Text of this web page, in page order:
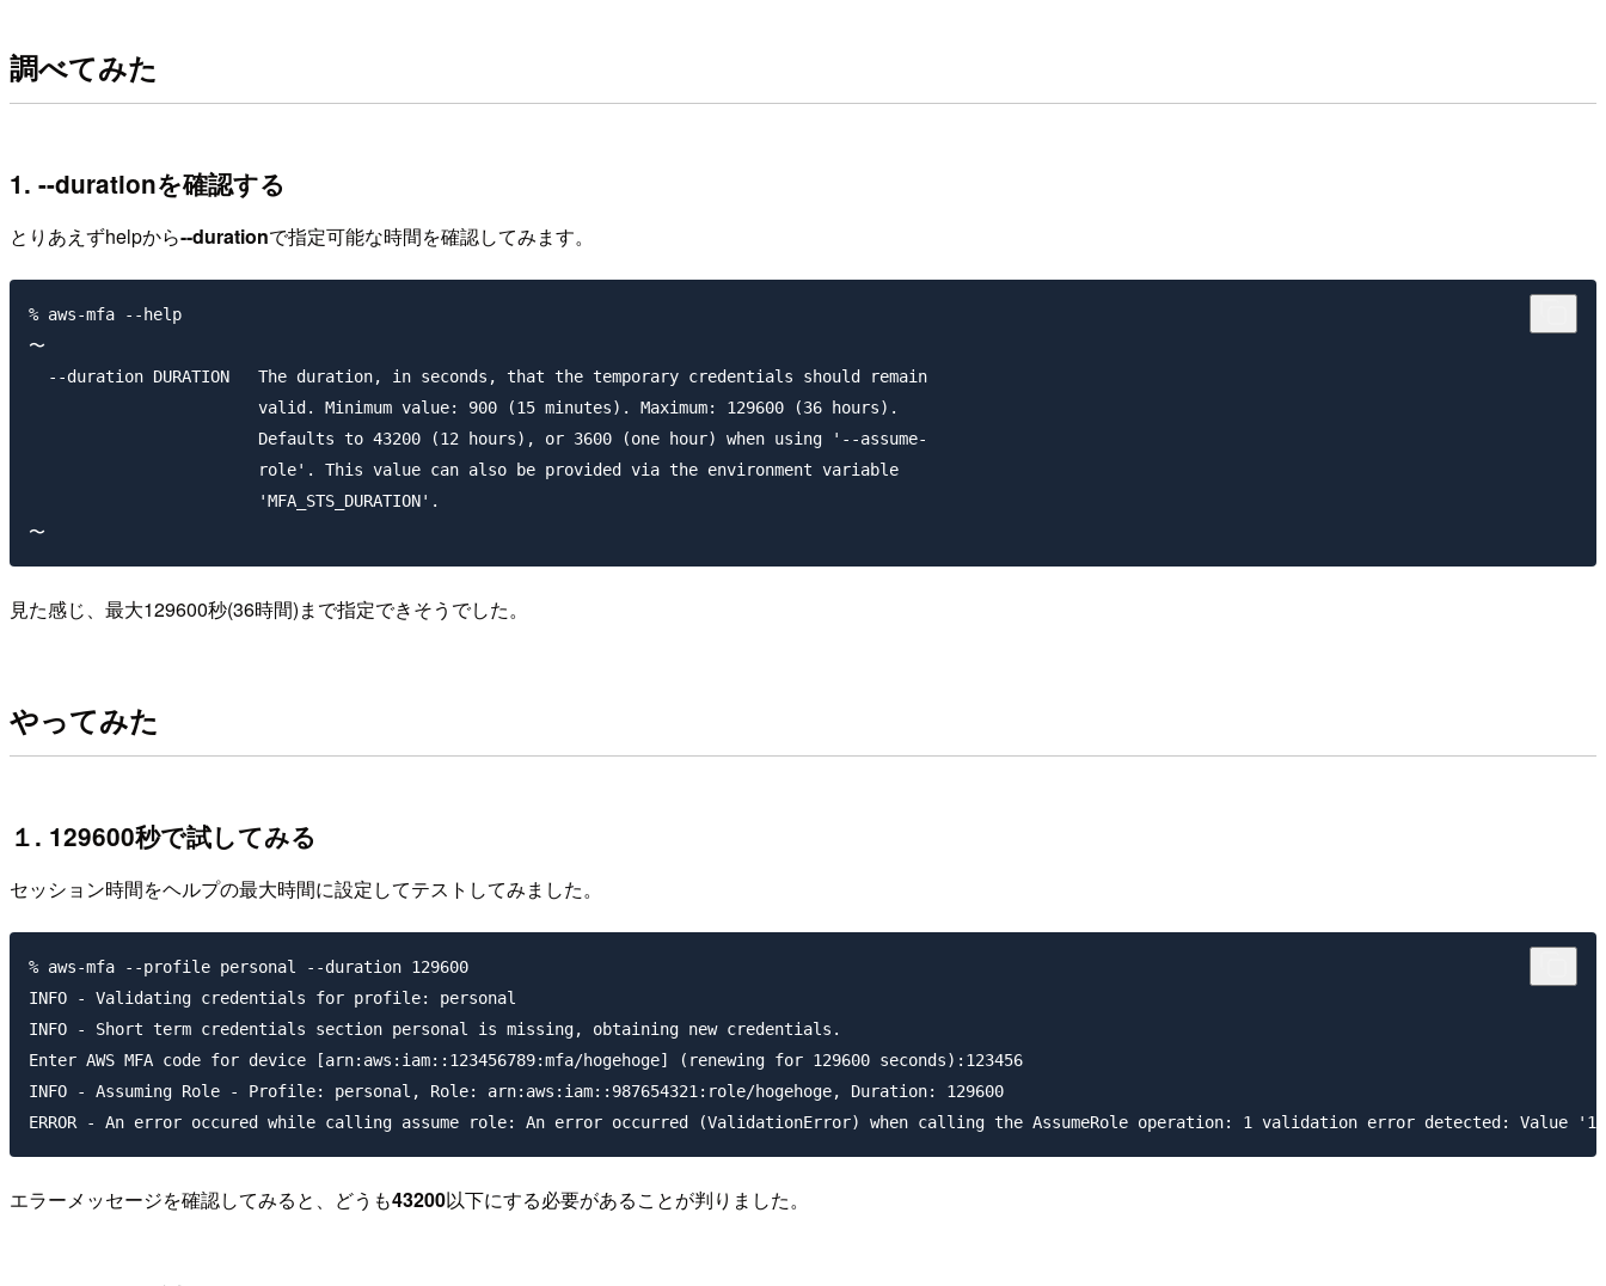
調べてみた
1. --durationを確認する
とりあえずhelpから--durationで指定可能な時間を確認してみます。
% aws-mfa --help
〜
  --duration DURATION   The duration, in seconds, that the temporary credentials should remain
                        valid. Minimum value: 900 (15 minutes). Maximum: 129600 (36 hours).
                        Defaults to 43200 (12 hours), or 3600 (one hour) when using '--assume-
                        role'. This value can also be provided via the environment variable
                        'MFA_STS_DURATION'.
見た感じ、最大129600秒(36時間)まで指定できそうでした。
やってみた
１. 129600秒で試してみる
セッション時間をヘルプの最大時間に設定してテストしてみました。
% aws-mfa --profile personal --duration 129600
INFO - Validating credentials for profile: personal
INFO - Short term credentials section personal is missing, obtaining new credentials.
Enter AWS MFA code for device [arn:aws:iam::123456789:mfa/hogehoge] (renewing for 129600 seconds):123456
INFO - Assuming Role - Profile: personal, Role: arn:aws:iam::987654321:role/hogehoge, Duration: 129600
エラーメッセージを確認してみると、どうも43200以下にする必要があることが判りました。